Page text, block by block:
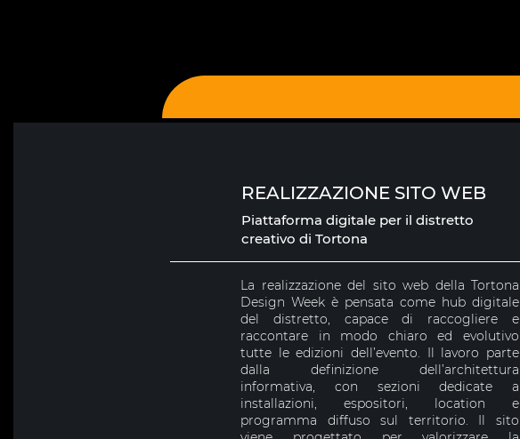
REALIZZAZIONE SITO WEB
Piattaforma digitale per il distretto
creativo di Tortona
La realizzazione del sito web della Tortona
Design Week è pensata come hub digitale
del distretto, capace di raccogliere e
raccontare in modo chiaro ed evolutivo
tutte le edizioni dell’evento. Il lavoro parte
dalla definizione dell’architettura
informativa, con sezioni dedicate a
installazioni, espositori, location e
programma diffuso sul territorio. Il sito